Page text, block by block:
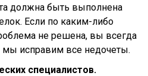
должна быть выполнена
Если по каким-либо
не решена, вы всегда
исправим все недочеты.
специалистов.